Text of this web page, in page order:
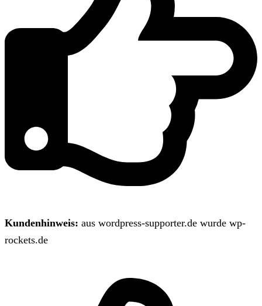
Kundenhinweis: aus wordpress-supporter.de wurde wp-
rockets.de